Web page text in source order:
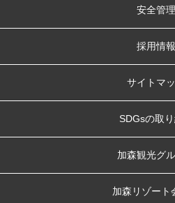
安全管理
採用情報
サイトマ
SDGsの取
加森観光グ
加森リゾート